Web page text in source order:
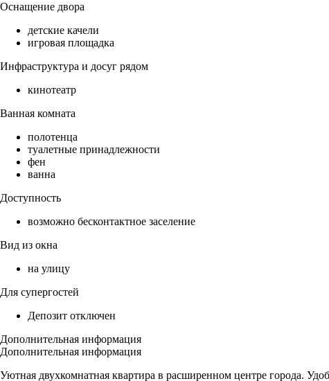
Оснащение двора
детские качели
игровая площадка
Инфраструктура и досуг рядом
кинотеатр
Ванная комната
полотенца
туалетные принадлежности
фен
ванна
Доступность
возможно бесконтактное заселение
Вид из окна
на улицу
Для супергостей
Депозит отключен
Дополнительная информация
Дополнительная информация
Уютная двухкомнатная квартира в расширенном центре города.